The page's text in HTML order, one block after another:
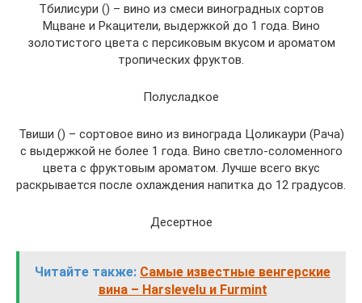
Тбилисури () – вино из смеси виноградных сортов
Мцване и Ркацители, выдержкой до 1 года. Вино
золотистого цвета с персиковым вкусом и ароматом
тропических фруктов.
Полусладкое
Твиши () – сортовое вино из винограда Цоликаури (Рача)
с выдержкой не более 1 года. Вино светло-соломенного
цвета с фруктовым ароматом. Лучше всего вкус
раскрывается после охлаждения напитка до 12 градусов.
Десертное
Читайте также: Самые известные венгерские
вина – Harslevelu и Furmint